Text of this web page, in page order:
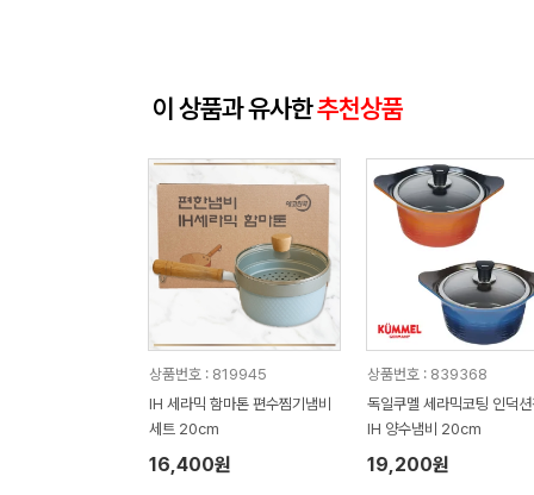
이 상품과 유사한추천상품
상품번호 : 819945
IH 세라믹 함마톤 편수찜기냄비
세트 20cm
16,400원
상품번호 : 839368
독일쿠멜 세라믹코팅 인덕
IH 양수냄비 20cm
19,200원